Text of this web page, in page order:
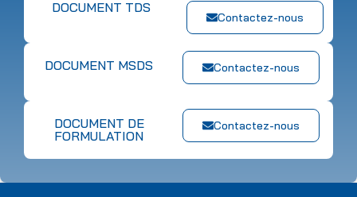
Contactez-nous
DOCUMENT TDS
Contactez-nous
DOCUMENT MSDS
Contactez-nous
DOCUMENT DE
FORMULATION